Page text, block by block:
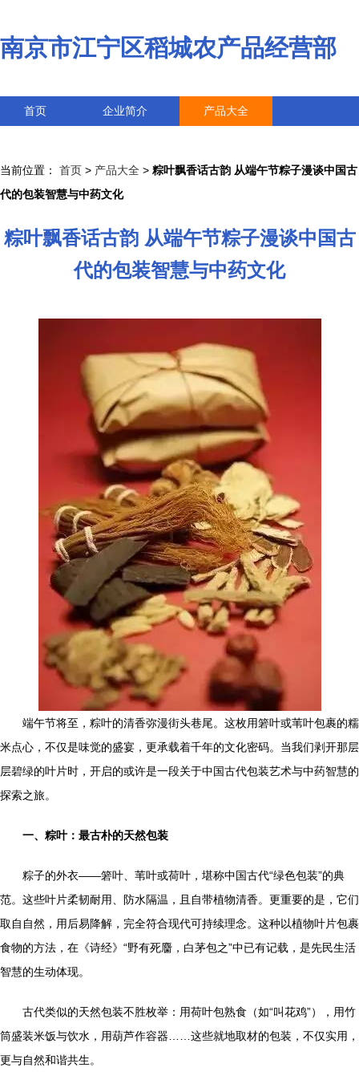
南京市江宁区稻城农产品经营部
首页 企业简介 产品大全
当前位置： 首页 > 产品大全 > 粽叶飘香话古韵 从端午节粽子漫谈中国古
代的包装智慧与中药文化
粽叶飘香话古韵 从端午节粽子漫谈中国古
代的包装智慧与中药文化
端午节将至，粽叶的清香弥漫街头巷尾。这枚用箬叶或苇叶包裹的糯
米点心，不仅是味觉的盛宴，更承载着千年的文化密码。当我们剥开那层
层碧绿的叶片时，开启的或许是一段关于中国古代包装艺术与中药智慧的
探索之旅。
一、粽叶：最古朴的天然包装
粽子的外衣——箬叶、苇叶或荷叶，堪称中国古代“绿色包装”的典
范。这些叶片柔韧耐用、防水隔温，且自带植物清香。更重要的是，它们
取自自然，用后易降解，完全符合现代可持续理念。这种以植物叶片包裹
食物的方法，在《诗经》“野有死麕，白茅包之”中已有记载，是先民生活
智慧的生动体现。
古代类似的天然包装不胜枚举：用荷叶包熟食（如“叫花鸡”），用竹
筒盛装米饭与饮水，用葫芦作容器……这些就地取材的包装，不仅实用，
更与自然和谐共生。